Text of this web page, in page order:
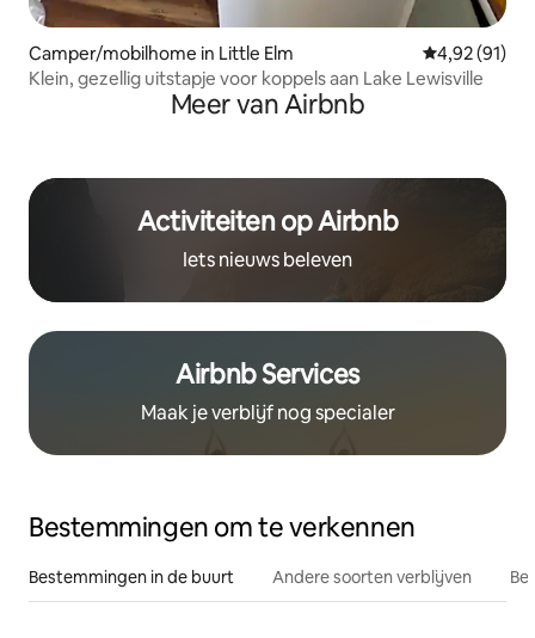
Camper/mobilhome in Little Elm Gemiddelde
4,92 (91)
Klein, gezellig uitstapje voor koppels aan Lake Lewisville
Meer van Airbnb
Activiteiten op Airbnb
Iets nieuws beleven
Airbnb Services
Maak je verblijf nog specialer
Bestemmingen om te verkennen
Bestemmingen in de buurt Andere soorten verblijven